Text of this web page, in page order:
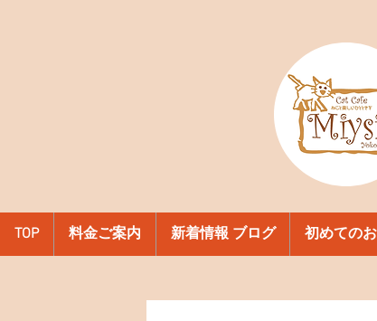
TOP 料金ご案内 新着情報 ブログ 初めての